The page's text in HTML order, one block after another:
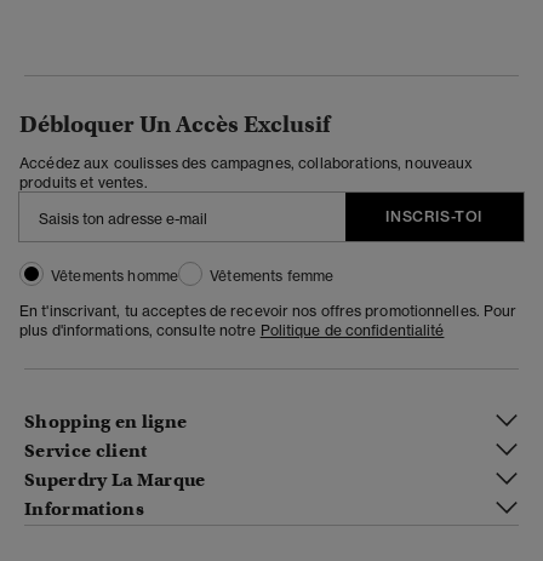
Débloquer Un Accès Exclusif
Accédez aux coulisses des campagnes, collaborations, nouveaux
produits et ventes.
INSCRIS-TOI
Vêtements homme
Vêtements femme
En t'inscrivant, tu acceptes de recevoir nos offres promotionnelles. Pour
plus d'informations, consulte notre Politique de confidentialité
Shopping en ligne
Service client
Superdry La Marque
Informations